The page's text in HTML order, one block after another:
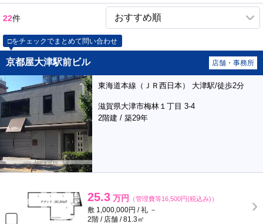
22件
□をチェックでまとめて問い合わせ
京都屋大津駅前ビル 店舗・事務所
東海道本線（ＪＲ西日本） 大津駅/徒歩2分
滋賀県大津市梅林１丁目 3-4
2階建 / 築29年
25.3 万円 （管理費等16,500円(税込み)）
敷 1,000,000円 / 礼 －
2階 / 店舗 / 81.3㎡